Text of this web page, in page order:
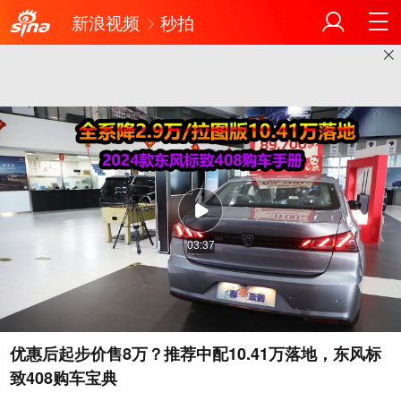
新浪视频 秒拍
03:37
优惠后起步价售8万？推荐中配10.41万落地，东风标
致408购车宝典